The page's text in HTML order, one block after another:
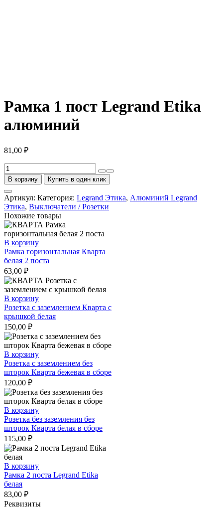
Рамка 1 пост Legrand Etika
алюминий
81,00 ₽
Количество
товара
Рамка
1
пост
Legrand
Etika
алюминий
В корзину Купить в один клик
Артикул: Категория: Legrand Этика, Алюминий Legrand
Этика, Выключатели / Розетки
Похожие товары
В корзину
Рамка горизонтальная Кварта
белая 2 поста
63,00 ₽
В корзину
Розетка с заземлением Кварта с
крышкой белая
150,00 ₽
В корзину
Розетка с заземлением без
шторок Кварта бежевая в сборе
120,00 ₽
В корзину
Розетка без заземления без
шторок Кварта белая в сборе
115,00 ₽
В корзину
Рамка 2 поста Legrand Etika
белая
83,00 ₽
Реквизиты